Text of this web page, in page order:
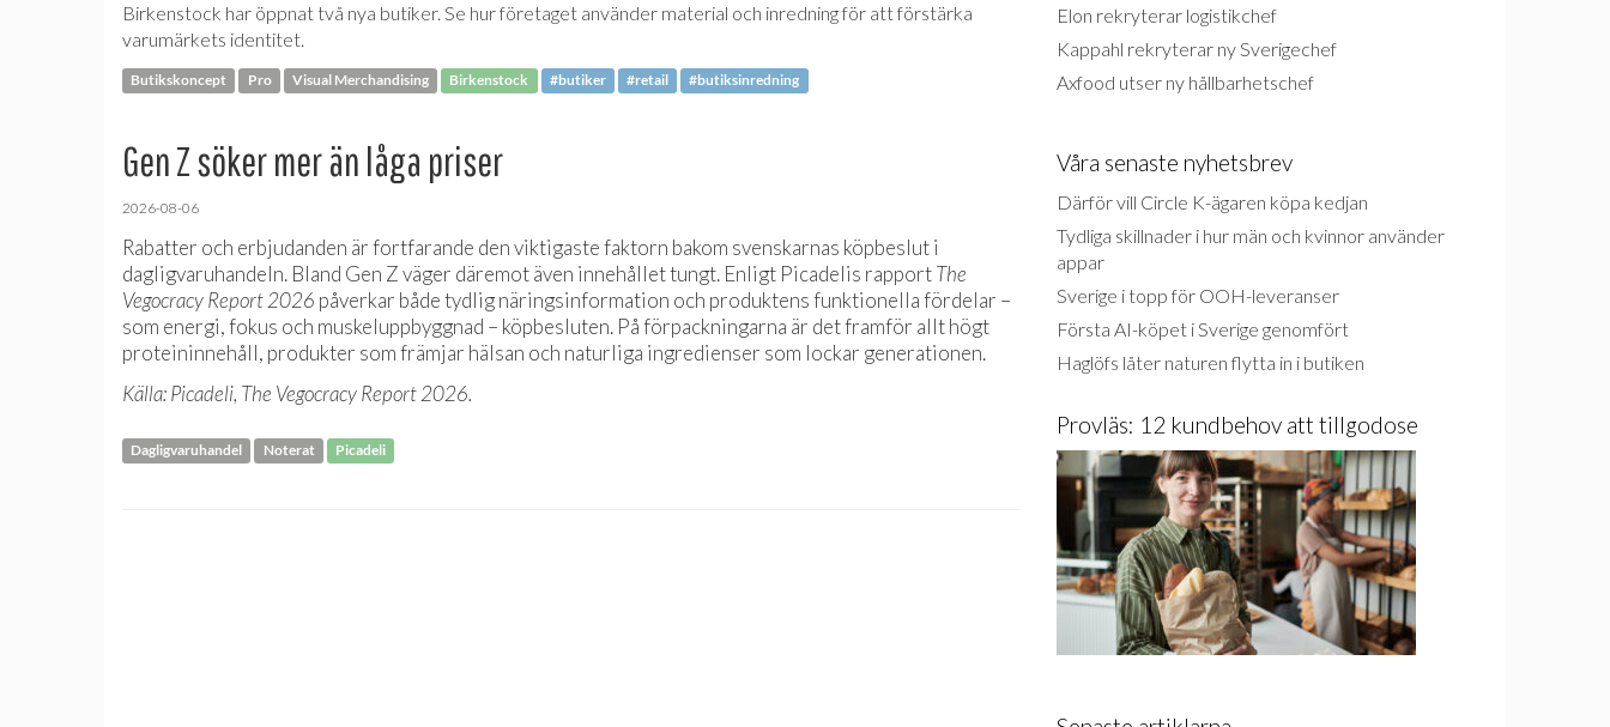
Birkenstock har öppnat två nya butiker. Se hur företaget använder material och inredning för att förstärka
varumärkets identitet.
Butikskoncept Pro Visual Merchandising Birkenstock #butiker #retail #butiksinredning
Gen Z söker mer än låga priser
2026-08-06
Rabatter och erbjudanden är fortfarande den viktigaste faktorn bakom svenskarnas köpbeslut i
dagligvaruhandeln. Bland Gen Z väger däremot även innehållet tungt. Enligt Picadelis rapportThe
Vegocracy Report 2026 påverkar både tydlig näringsinformation och produktens funktionella fördelar –
som energi, fokus och muskeluppbyggnad – köpbesluten. På förpackningarna är det framför allt högt
proteininnehåll, produkter som främjar hälsan och naturliga ingredienser som lockar generationen.
Källa: Picadeli, The Vegocracy Report 2026.
Dagligvaruhandel Noterat Picadeli
Elon rekryterar logistikchef
Kappahl rekryterar ny Sverigechef
Axfood utser ny hållbarhetschef
Våra senaste nyhetsbrev
Därför vill Circle K-ägaren köpa kedjan
Tydliga skillnader i hur män och kvinnor använder
appar
Sverige i topp för OOH-leveranser
Första AI-köpet i Sverige genomfört
Haglöfs låter naturen flytta in i butiken
Provläs: 12 kundbehov att tillgodose